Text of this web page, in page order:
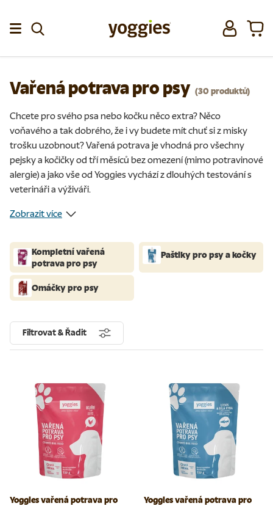
Přeskočit na obsah
Přihlásit se
Vařená potrava pro psy (30 produktů)
Chcete pro svého psa nebo kočku něco extra? Něco
voňavého a tak dobrého, že i vy budete mít chuť si z misky
trošku uzobnout? Vařená potrava je vhodná pro všechny
pejsky a kočičky od tří měsíců bez omezení (mimo potravinové
alergie) a jako vše od Yoggies vychází z dlouhých testování s
veterináři a výživáři.
Zobrazit více
Kompletní vařená
potrava pro psy
Paštiky pro psy a kočky
Omáčky pro psy
Filtrovat & Řadit
Yoggies vařená potrava pro
Yoggies vařená potrava pro